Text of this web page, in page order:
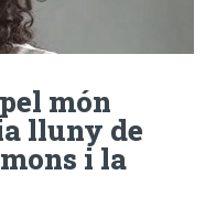
món
lluny de
i la